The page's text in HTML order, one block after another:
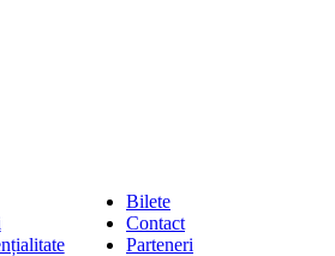
Bilete
Contact
Parteneri